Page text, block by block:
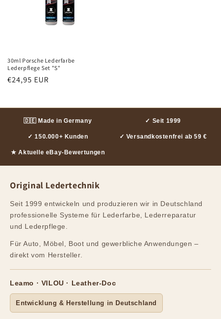
30ml Porsche Lederfarbe
Lederpflege Set "S"
Normaler
€24,95 EUR
🇩🇪 Made in Germany ✓ Seit 1999
✓ 150.000+ Kunden ✓ Versandkostenfrei ab 59 €
★ Aktuelle eBay-Bewertungen
Original Ledertechnik
Seit 1999 entwickeln und produzieren wir in Deutschland
professionelle Systeme für Lederfarbe, Lederreparatur
und Lederpflege.
Für Auto, Möbel, Boot und gewerbliche Anwendungen –
direkt vom Hersteller.
Leamo · VILOU · Leather-Doc
Entwicklung & Herstellung in Deutschland